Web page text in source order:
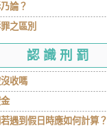
論？
之區別
認識刑罰
收嗎
遇到假日時應如何計算？